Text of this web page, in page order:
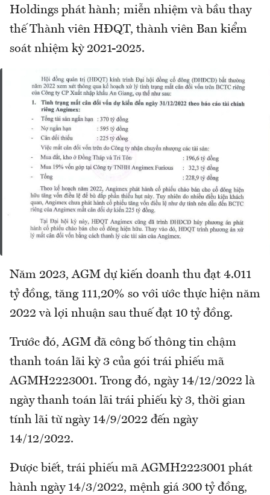
Holdings phát hành; miễn nhiệm và bầu thay
thế Thành viên HĐQT, thành viên Ban kiểm
soát nhiệm kỳ 2021-2025.
Năm 2023, AGM dự kiến doanh thu đạt 4.011
tỷ đồng, tăng 111,20% so với ước thực hiện năm
2022 và lợi nhuận sau thuế đạt 10 tỷ đồng.
Trước đó, AGM đã công bố thông tin chậm
thanh toán lãi kỳ 3 của gói trái phiếu mã
AGMH2223001. Trong đó, ngày 14/12/2022 là
ngày thanh toán lãi trái phiếu kỳ 3, thời gian
tính lãi từ ngày 14/9/2022 đến ngày
14/12/2022.
Được biết, trái phiếu mã AGMH2223001 phát
hành ngày 14/3/2022, mệnh giá 300 tỷ đồng,